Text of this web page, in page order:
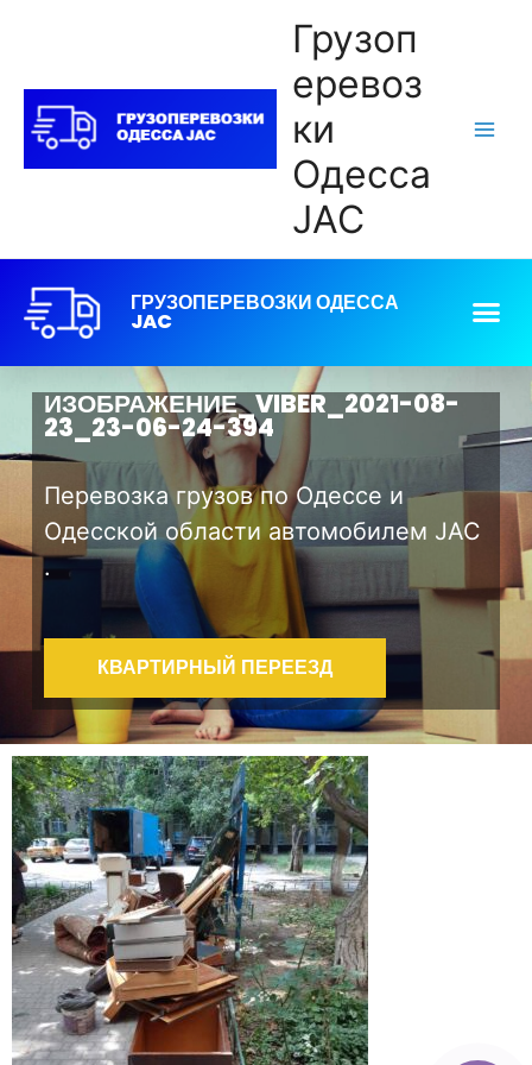
Грузоп
еревоз
ки
Одесса
JAC
ГРУЗОПЕРЕВОЗКИ ОДЕССА
JAC
ИЗОБРАЖЕНИЕ_VIBER_2021-08-
23_23-06-24-394
Перевозка грузов по Одессе и
Одесской области автомобилем JAC
.
КВАРТИРНЫЙ ПЕРЕЕЗД